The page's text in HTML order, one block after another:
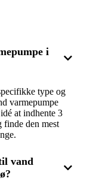
i
type og
varmepumpe
at indhente 3
finde den mest
vand